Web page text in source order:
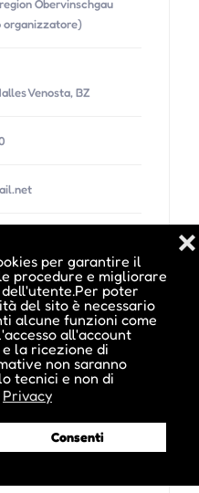
per garantire il
procedure e migliorare
poter
del sito è necessario
alcune funzioni come
all'account
la ricezione di
non saranno
tecnici e non di
Privacy
Consenti
❌
Obervinschgau
organizzatore)
Venosta, BZ